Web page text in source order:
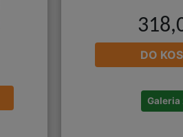
DO
Galeria